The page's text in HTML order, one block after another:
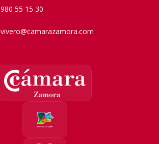
980 55 15 30
vivero@camarazamora.com